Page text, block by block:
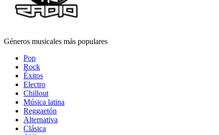
Géneros musicales más populares
Pop
Rock
Éxitos
Electro
Chillout
Música latina
Reggaetón
Alternativa
Clásica